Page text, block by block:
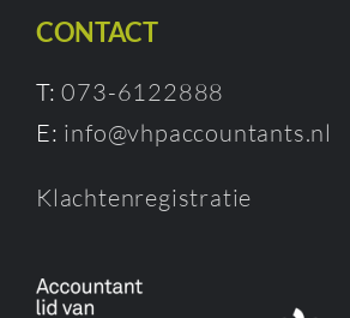
CONTACT
T:073-6122888
E: info@vhpaccountants.nl
Klachtenregistratie